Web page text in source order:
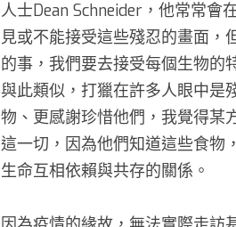
人士Dean Schneider，他常常會
見或不能接受這些殘忍的畫面，
的事，我們要去接受每個生物的
與此類似，打獵在許多人眼中是
物、更感謝珍惜他們，我覺得某
這一切，因為他們知道這些食物
生命互相依賴與共存的關係。